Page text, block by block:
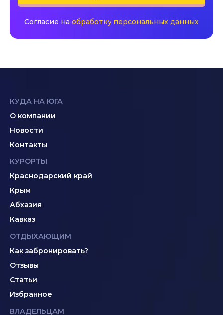
Согласие на обработку персональных данных
КУДА НА ЮГА
О компании
Новости
Контакты
КУРОРТЫ
Краснодарский край
Крым
Абхазия
Кавказ
ОТДЫХАЮЩИМ
Как забронировать?
Отзывы
Статьи
Избранное
ВЛАДЕЛЬЦАМ